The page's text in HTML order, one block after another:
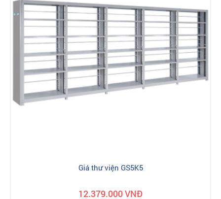
Giá thư viện GS5K5
12.379.000 VNĐ